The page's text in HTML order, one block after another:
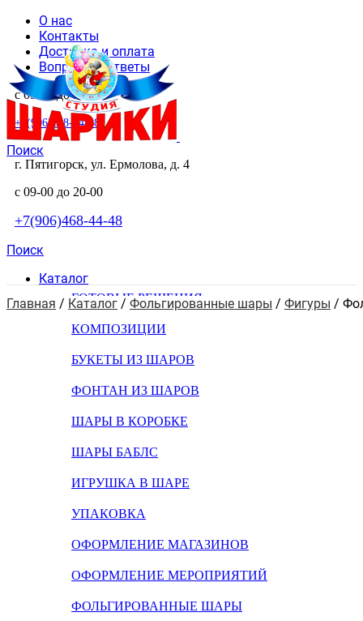
О нас
Контакты
Доставка и оплата
Вопросы и ответы
с 09-00 до 20-00
+7(906)468-44-48
Поиск
г. Пятигорск, ул. Ермолова, д. 4
с 09-00 до 20-00
+7(906)468-44-48
Поиск
Каталог
ГОТОВЫЕ РЕШЕНИЯ
КОМПОЗИЦИИ
БУКЕТЫ ИЗ ШАРОВ
ФОНТАН ИЗ ШАРОВ
ШАРЫ В КОРОБКЕ
ШАРЫ БАБЛС
ИГРУШКА В ШАРЕ
УПАКОВКА
ОФОРМЛЕНИЕ МАГАЗИНОВ
ОФОРМЛЕНИЕ МЕРОПРИЯТИЙ
ФОЛЬГИРОВАННЫЕ ШАРЫ
Главная / Каталог / Фольгированные шары / Фигуры /